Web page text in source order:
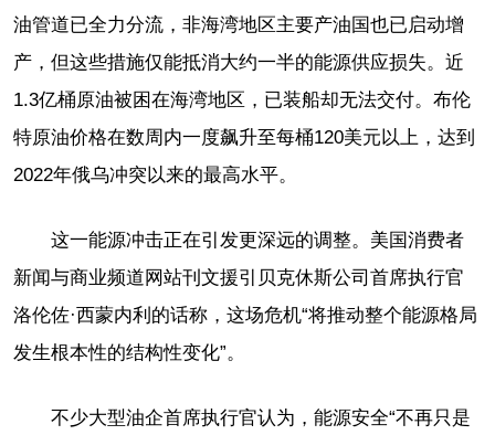
油管道已全力分流，非海湾地区主要产油国也已启动增
产，但这些措施仅能抵消大约一半的能源供应损失。近
1.3亿桶原油被困在海湾地区，已装船却无法交付。布伦
特原油价格在数周内一度飙升至每桶120美元以上，达到
2022年俄乌冲突以来的最高水平。
这一能源冲击正在引发更深远的调整。美国消费者
新闻与商业频道网站刊文援引贝克休斯公司首席执行官
洛伦佐·西蒙内利的话称，这场危机“将推动整个能源格局
发生根本性的结构性变化”。
不少大型油企首席执行官认为，能源安全“不再只是